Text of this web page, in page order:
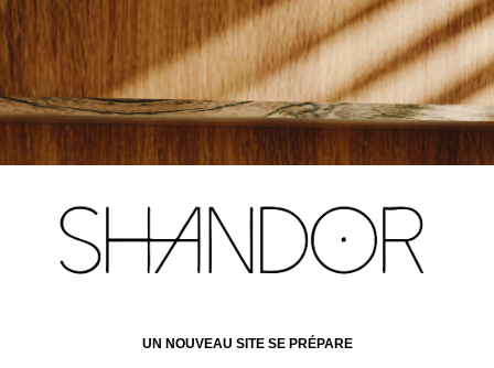
UN NOUVEAU SITE SE PRÉPARE